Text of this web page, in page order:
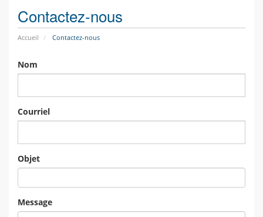
Contactez-nous
Accueil Contactez-nous
Nom
Courriel
Objet
Message